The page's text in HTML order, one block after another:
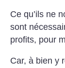
Ce qu’ils ne
sont
profits, pour
Car, à bien y